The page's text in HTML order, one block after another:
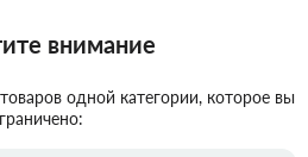
внимание
одной категории, которое вы